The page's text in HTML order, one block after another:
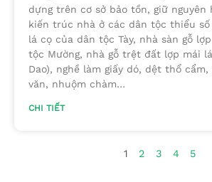
dựng trên cơ sở bảo tồn, giữ nguyên
kiến trúc nhà ở các dân tộc thiểu số
lá cọ của dân tộc Tày, nhà sàn gỗ
tộc Mường, nhà gỗ trệt đất lợp mái
Dao), nghề làm giấy dó, dệt thổ
văn, nhuộm chàm…
CHI TIẾT
1 2 3 4 5